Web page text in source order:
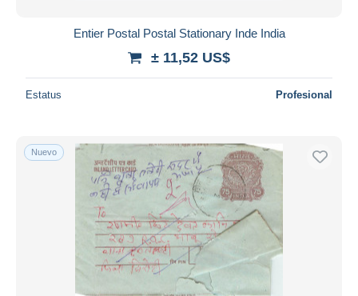
Entier Postal Postal Stationary Inde India
± 11,52 US$
Estatus Profesional
Nuevo